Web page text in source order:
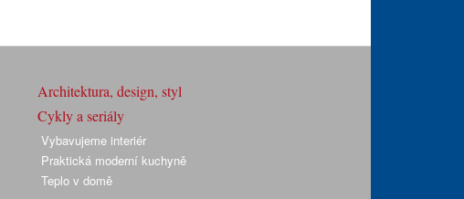
Architektura, design, styl
Cykly a seriály
Vybavujeme interiér
Praktická moderní kuchyně
Teplo v domě